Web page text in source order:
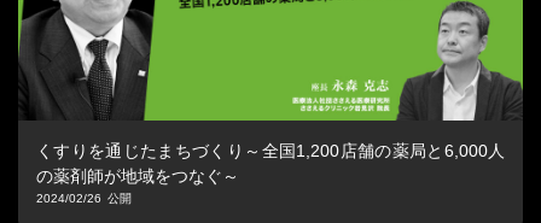
くすりを通じたまちづくり～全国1,200店舗の薬局と6,000人
の薬剤師が地域をつなぐ～
2024/02/26